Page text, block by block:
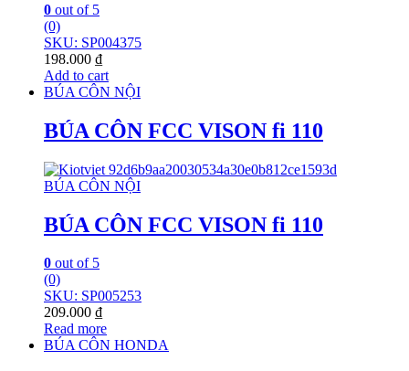
0 out of 5
(0)
SKU: SP004375
198.000 ₫
Add to cart
BÚA CÔN NỘI
BÚA CÔN FCC VISON fi 110
BÚA CÔN NỘI
BÚA CÔN FCC VISON fi 110
0 out of 5
(0)
SKU: SP005253
209.000 ₫
Read more
BÚA CÔN HONDA